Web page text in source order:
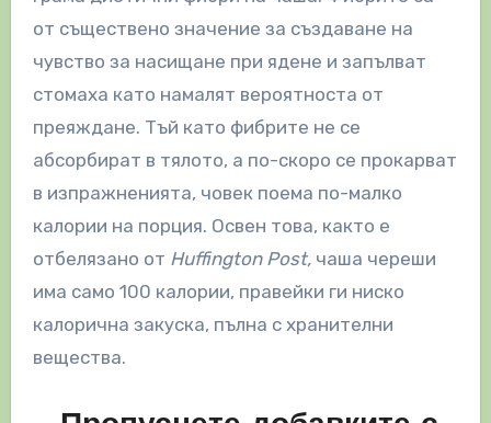
от съществено значение за създаване на
чувство за насищане при ядене и запълват
стомаха като намалят вероятноста от
преяждане. Тъй като фибрите не се
абсорбират в тялото, а по-скоро се прокарват
в изпражненията, човек поема по-малко
калории на порция. Освен това, както е
отбелязано от Huffington Post,чаша череши
има само 100 калории, правейки ги ниско
калорична закуска, пълна с хранителни
вещества.